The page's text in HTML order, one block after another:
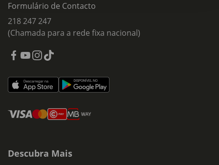
Formulário de Contacto
218 247 247
(Chamada para a rede fixa nacional)
Descubra Mais